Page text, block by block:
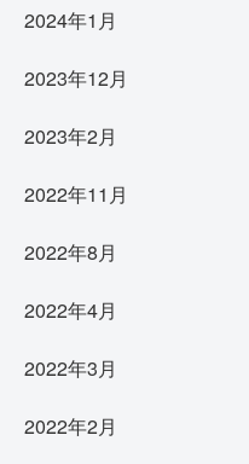
2024年1月
2023年12月
2023年2月
2022年11月
2022年8月
2022年4月
2022年3月
2022年2月